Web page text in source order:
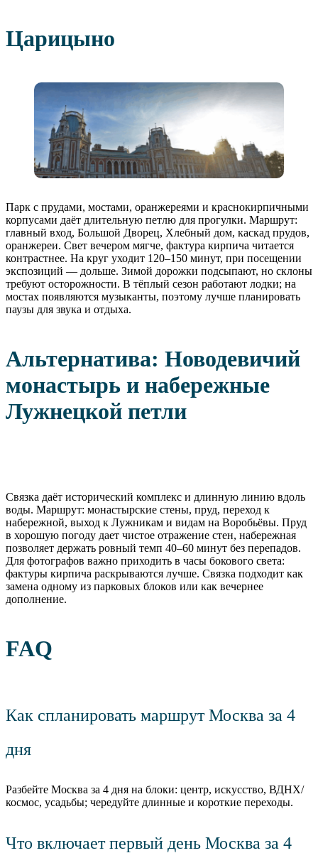
Царицыно
Парк с прудами, мостами, оранжереями и краснокирпичными
корпусами даёт длительную петлю для прогулки. Маршрут:
главный вход, Большой Дворец, Хлебный дом, каскад прудов,
оранжереи. Свет вечером мягче, фактура кирпича читается
контрастнее. На круг уходит 120–150 минут, при посещении
экспозиций — дольше. Зимой дорожки подсыпают, но склоны
требуют осторожности. В тёплый сезон работают лодки; на
мостах появляются музыканты, поэтому лучше планировать
паузы для звука и отдыха.
Альтернатива: Новодевичий
монастырь и набережные
Лужнецкой петли
Связка даёт исторический комплекс и длинную линию вдоль
воды. Маршрут: монастырские стены, пруд, переход к
набережной, выход к Лужникам и видам на Воробьёвы. Пруд
в хорошую погоду дает чистое отражение стен, набережная
позволяет держать ровный темп 40–60 минут без перепадов.
Для фотографов важно приходить в часы бокового света:
фактуры кирпича раскрываются лучше. Связка подходит как
замена одному из парковых блоков или как вечернее
дополнение.
FAQ
Как спланировать маршрут Москва за 4
дня
Разбейте Москва за 4 дня на блоки: центр, искусство, ВДНХ/
космос, усадьбы; чередуйте длинные и короткие переходы.
Что включает первый день Москва за 4